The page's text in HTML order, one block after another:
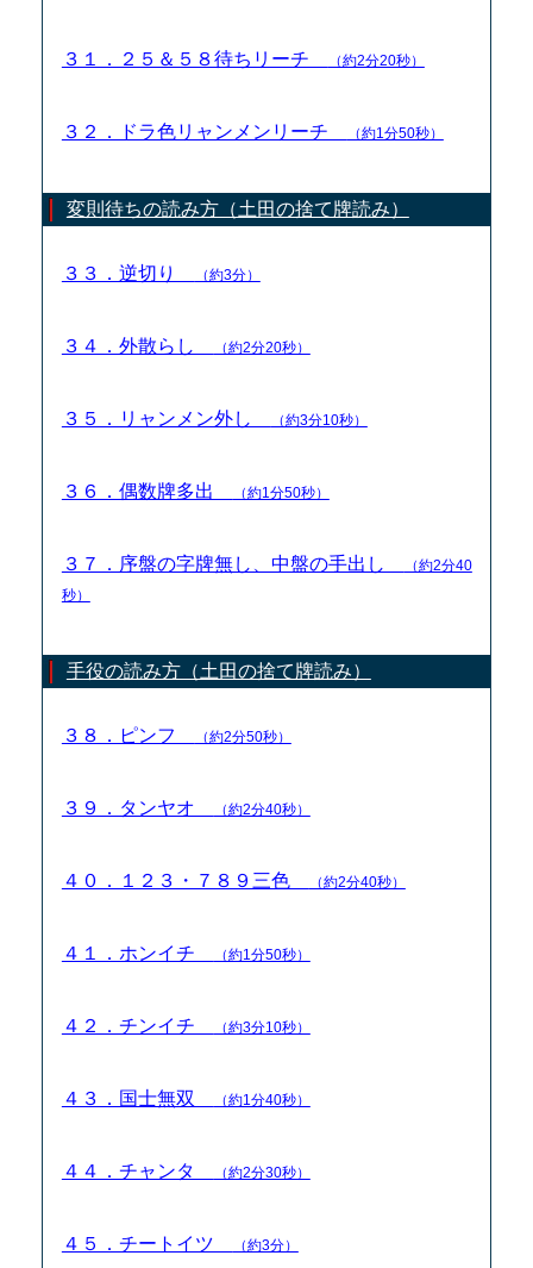
３１．２５＆５８待ちリーチ （約2分20秒）
３２．ドラ色リャンメンリーチ （約1分50秒）
変則待ちの読み方（土田の捨て牌読み）
３３．逆切り （約3分）
３４．外散らし （約2分20秒）
３５．リャンメン外し （約3分10秒）
３６．偶数牌多出 （約1分50秒）
３７．序盤の字牌無し、中盤の手出し
（約2分40
秒）
手役の読み方（土田の捨て牌読み）
３８．ピンフ （約2分50秒）
３９．タンヤオ （約2分40秒）
４０．１２３・７８９三色 （約2分40秒）
４１．ホンイチ （約1分50秒）
４２．チンイチ （約3分10秒）
４３．国士無双 （約1分40秒）
４４．チャンタ （約2分30秒）
４５．チートイツ （約3分）